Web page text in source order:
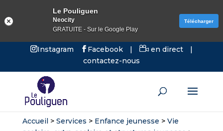
Instagram Facebook | en direct
|
contactez-nous
Accueil> Services > Enfance jeunesse > Vie
Le Pouliguen
Neocity
GRATUITE - Sur le Google Play
Télécharger